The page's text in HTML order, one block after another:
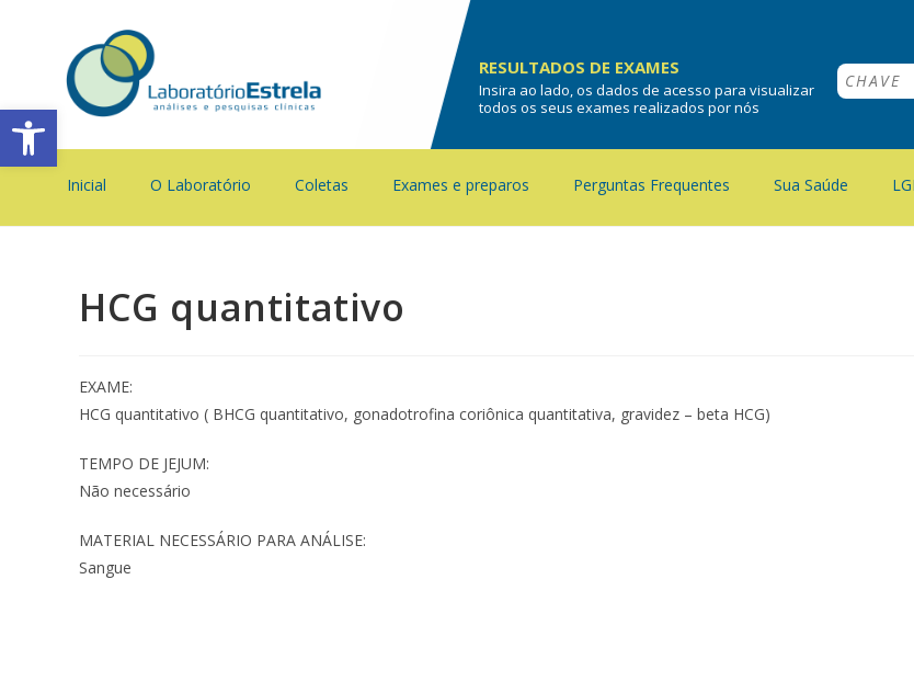
Barra de Ferramentas Aberta
RESULTADOS DE EXAMES
Insira ao lado, os dados de acesso para visualizar
todos os seus exames realizados por nós
Inicial O Laboratório Coletas Exames e preparos Perguntas Frequentes Sua Saúde
HCG quantitativo
EXAME:
HCG quantitativo ( BHCG quantitativo, gonadotrofina coriônica quantitativa, gravidez – beta HCG)
TEMPO DE JEJUM:
Não necessário
MATERIAL NECESSÁRIO PARA ANÁLISE:
Sangue